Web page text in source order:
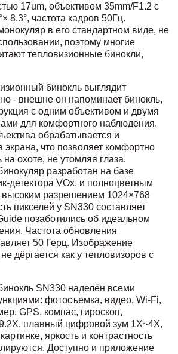
17um, объективом 35mm/F1.2 с
8.3°, частота кадров 50Гц.
в его стандартном виде, не
поэтому многие
тепловизионные бинокли,
бинокль выглядит
- внешне он напоминает бинокль,
с одним объективом и двумя
для комфортного наблюдения.
обрабатывается и
экрана, что позволяет комфортно
охоте, не утомляя глаза.
разработан на базе
детектора VOx, и полноцветным
разрешением 1024×768
пикселей у SN330 составляет
позаботились об идеальном
Частота обновления
50 Герц. Изображение
дёргается как у тепловизоров с
SN330 наделён всеми
фотосъемка, видео, Wi-Fi,
GPS, компас, гироскоп,
плавный цифровой зум 1X~4X,
яркость и контрастность
Доступно и приложение